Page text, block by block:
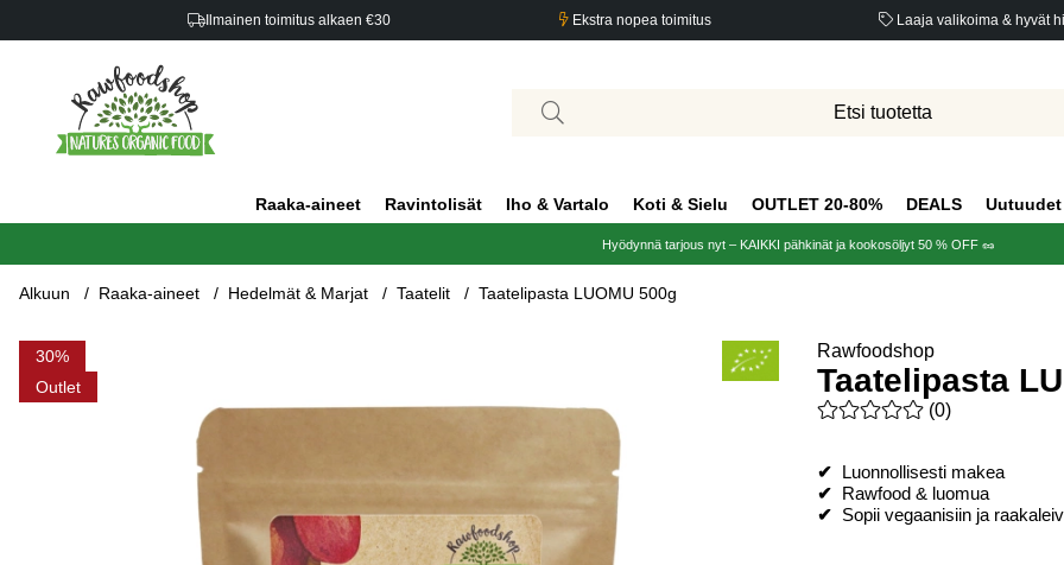
Ilmainen toimitus alkaen €30 Ekstra nopea toimitus Laaja valikoima & hyvät
Raaka-aineet Ravintolisät Iho & Vartalo Koti & Sielu OUTLET 20-80% DEALS Uutuudet
Hyödynnä tarjous nyt – KAIKKI pähkinät ja kookosöljyt 50 % OFF 🥜
Alkuun Raaka-aineet Hedelmät & Marjat Taatelit Taatelipasta LUOMU 500g
30
Outlet
Tuotekuvat Taatelipasta LUOMU 500g Rawfoodshop
Taatelipasta
Keskiarvoluokitus 0 / 5
(0)
✔
Luonnollisesti makea
✔
Rawfood & luomua
✔ Sopii vegaanisiin ja